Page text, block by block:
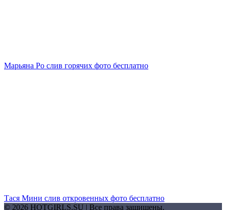
Марьяна Ро слив горячих фото бесплатно
Тася Мини слив откровенных фото бесплатно
© 2026 HOTGIRLS.SU | Все права защищены.